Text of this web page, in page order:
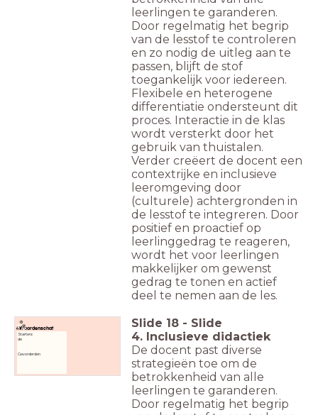
leerlingen te garanderen.
Door regelmatig het begrip
van de lesstof te controleren
en zo nodig de uitleg aan te
passen, blijft de stof
toegankelijk voor iedereen.
Flexibele en heterogene
differentiatie ondersteunt dit
proces. Interactie in de klas
wordt versterkt door het
gebruik van thuistalen.
Verder creëert de docent een
contextrijke en inclusieve
leeromgeving door
(culturele) achtergronden in
de lesstof te integreren. Door
positief en proactief op
leerlinggedrag te reageren,
wordt het voor leerlingen
makkelijker om gewenst
gedrag te tonen en actief
deel te nemen aan de les.
Woordenschat
Starters:
de
Gevorderden
Slide 18 - Slide
4. Inclusieve didactiek
De docent past diverse
strategieën toe om de
betrokkenheid van alle
leerlingen te garanderen.
Door regelmatig het begrip